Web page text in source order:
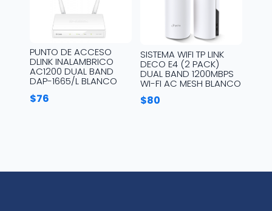
PUNTO DE ACCESO
DLINK INALAMBRICO
AC1200 DUAL BAND
DAP-1665/L BLANCO
$76
SISTEMA WIFI TP LINK
DECO E4 (2 PACK)
DUAL BAND 1200MBPS
WI-FI AC MESH BLANCO
$80